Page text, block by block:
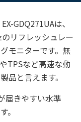
GDQ271UAは、
リフレッシュレー
モニターです。無
TPSなど高速な動
品と言えます。
届きやすい水準
。